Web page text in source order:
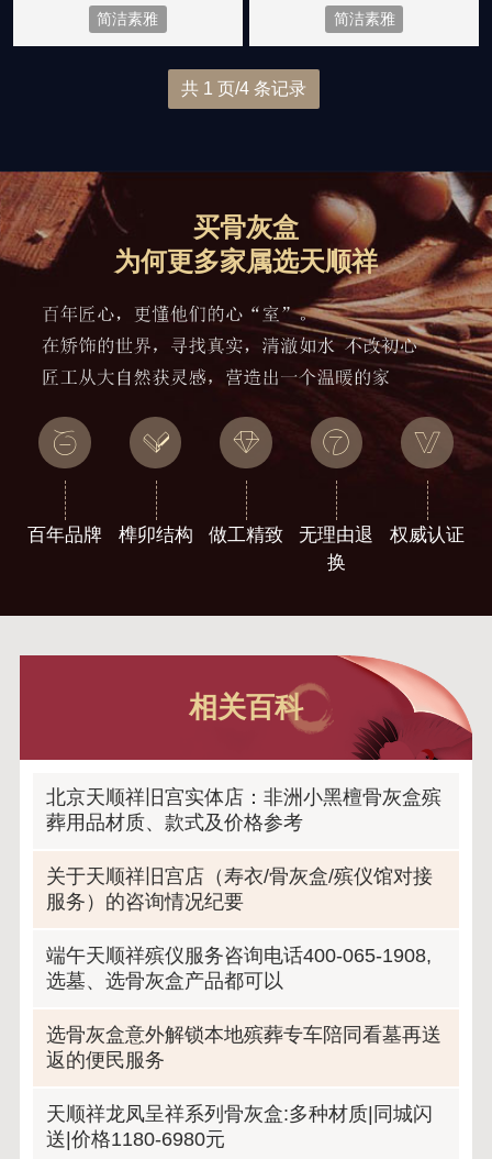
简洁素雅 简洁素雅
共 1 页/4 条记录
买骨灰盒
为何更多家属选天顺祥
百年品牌 榫卯结构 做工精致
无理由退
换
权威认证
相关百科
北京天顺祥旧宫实体店：非洲小黑檀骨灰盒殡
葬用品材质、款式及价格参考
关于天顺祥旧宫店（寿衣/骨灰盒/殡仪馆对接
服务）的咨询情况纪要
端午天顺祥殡仪服务咨询电话400-065-1908,
选墓、选骨灰盒产品都可以
选骨灰盒意外解锁本地殡葬专车陪同看墓再送
返的便民服务
天顺祥龙凤呈祥系列骨灰盒:多种材质|同城闪
送|价格1180-6980元